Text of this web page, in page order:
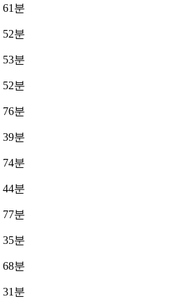
61분
52분
53분
52분
76분
39분
74분
44분
77분
35분
68분
31분